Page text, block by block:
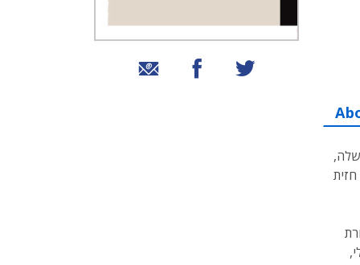
שיתוף באמצעות אימייל
שיתוף בפייסבוקשיתוף בטוויטר